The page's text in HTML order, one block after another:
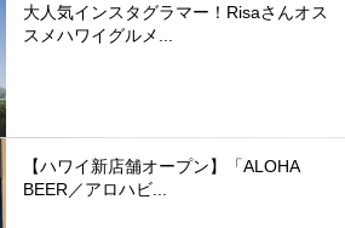
大人気インスタグラマー！Risaさんオス
スメハワイグルメ...
【ハワイ新店舗オープン】「ALOHA
BEER／アロハビ...